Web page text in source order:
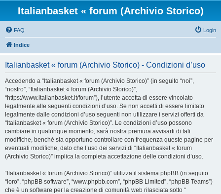
Italianbasket « forum (Archivio Storico)
FAQ Login
Indice
Italianbasket « forum (Archivio Storico) - Condizioni d’uso
Accedendo a “Italianbasket « forum (Archivio Storico)” (in seguito “noi”,
“nostro”, “Italianbasket « forum (Archivio Storico)”,
“https://www.italianbasket.it/forum”), l’utente accetta di essere vincolato
legalmente alle seguenti condizioni d’uso. Se non accetti di essere limitato
legalmente dalle condizioni d’uso seguenti non utilizzare i servizi offerti da
“Italianbasket « forum (Archivio Storico)”. Le condizioni d’uso possono
cambiare in qualunque momento, sarà nostra premura avvisarti di tali
modifiche, benché sia opportuno controllare con frequenza queste pagine per
eventuali modifiche, dato che l’uso dei servizi di “Italianbasket « forum
(Archivio Storico)” implica la completa accettazione delle condizioni d’uso.
“Italianbasket « forum (Archivio Storico)” utilizza il sistema phpBB (in seguito
“loro”, “phpBB software”, “www.phpbb.com”, “phpBB Limited”, “phpBB Teams”)
che è un software per la creazione di comunità web rilasciata sotto “